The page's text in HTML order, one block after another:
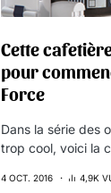
Cette
pour
Force
Dans la série des
trop cool, voici la
4 OCT. 2016 4,9K